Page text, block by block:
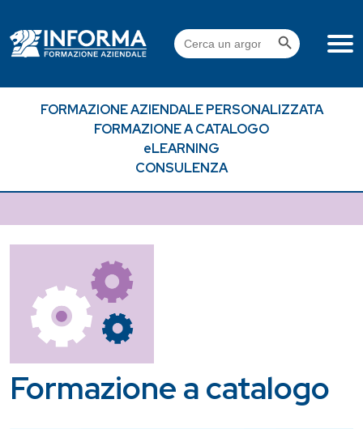
content
Search
for:
Search Button
FORMAZIONE AZIENDALE PERSONALIZZATA
FORMAZIONE A CATALOGO
eLEARNING
CONSULENZA
Formazione a catalogo